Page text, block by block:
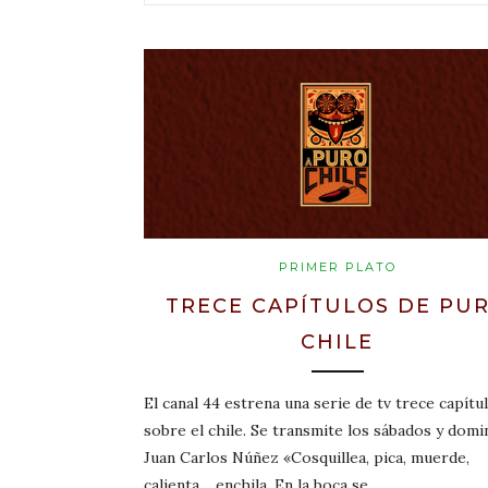
PRIMER PLATO
TRECE CAPÍTULOS DE
CHILE
El canal 44 estrena una serie de tv trece
sobre el chile. Se transmite los sábados y
Juan Carlos Núñez «Cosquillea, pica, muerde,